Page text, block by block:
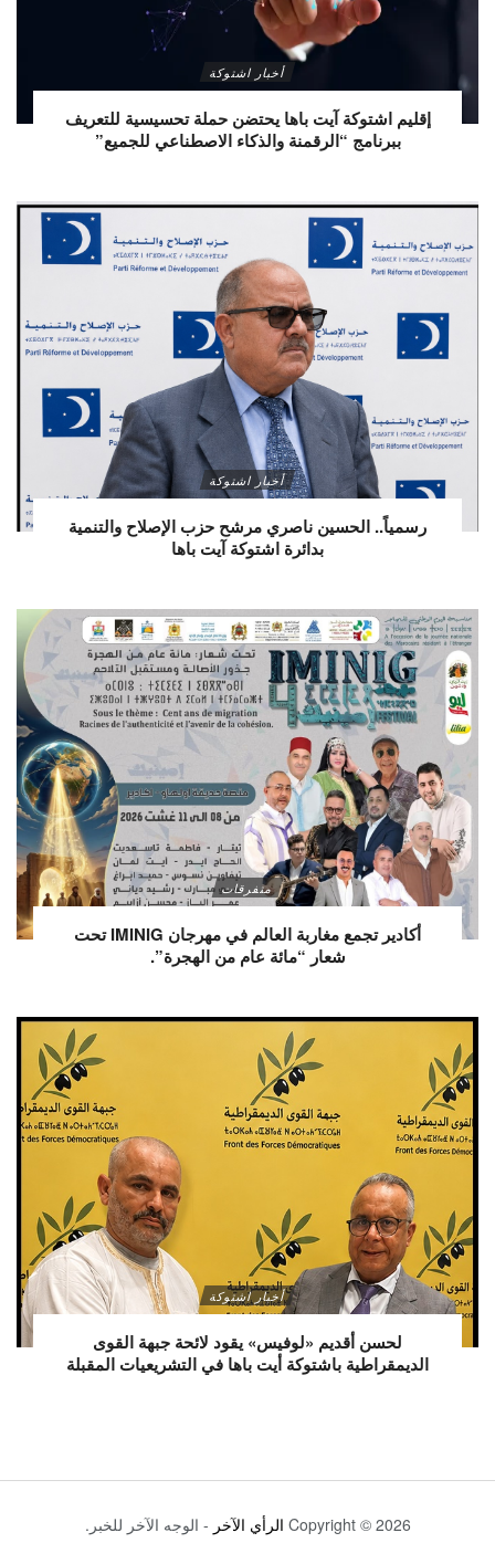
أخبار اشتوكة
إقليم اشتوكة آيت باها يحتضن حملة تحسيسية للتعريف
ببرنامج “الرقمنة والذكاء الاصطناعي للجميع”
أخبار اشتوكة
رسمياً.. الحسين ناصري مرشح حزب الإصلاح والتنمية
بدائرة اشتوكة آيت باها
متفرقات
أكادير تجمع مغاربة العالم في مهرجان IMINIG تحت
شعار “مائة عام من الهجرة”.
أخبار اشتوكة
لحسن أقديم «لوفيس» يقود لائحة جبهة القوى
الديمقراطية باشتوكة أيت باها في التشريعيات المقبلة
Copyright © 2026 الرأي الآخر - الوجه الآخر للخبر.